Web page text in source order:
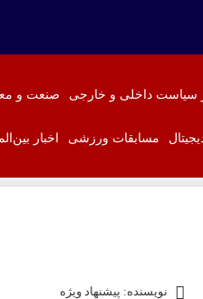
سیاست داخلی و خارجی صنعت و
مسابقات ورزشی اخبار
نویسنده: پیشنهاد ویژه